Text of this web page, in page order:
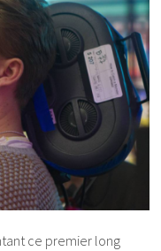
ce premier long